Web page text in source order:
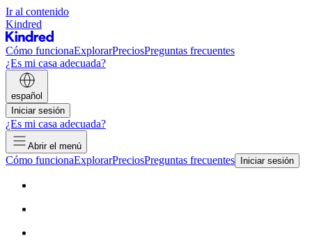
Ir al contenido
Kindred
Cómo funcionaExplorarPreciosPreguntas frecuentes
¿Es mi casa adecuada?
español
Iniciar sesión
¿Es mi casa adecuada?
Abrir el menú
Cómo funcionaExplorarPreciosPreguntas frecuentes Iniciar sesión